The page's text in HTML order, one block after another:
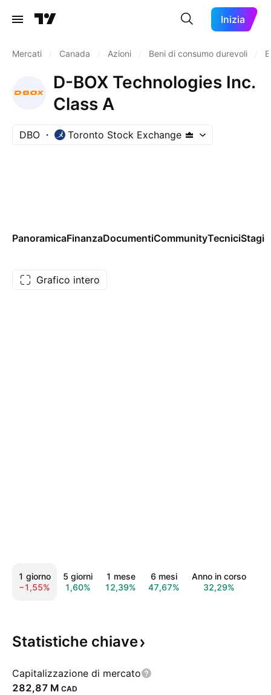
Inizia
Mercati Canada Azioni Beni di consumo durevoli
D-BOX Technologies Inc.
Class A
DBO Toronto Stock Exchange
PanoramicaFinanzaDocumentiCommunityTecnici
Grafico intero
1 giorno
−1,55%
5 giorni
1,60%
1 mese
12,39%
6 mesi
47,67%
Anno in corso
32,29%
Statistiche chiave
Capitalizzazione di mercato
‪282,87 M‬ CAD